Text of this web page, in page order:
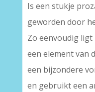
Is een stukje
geworden door
Zo eenvoudig
een element van
een bijzondere
en gebruikt een